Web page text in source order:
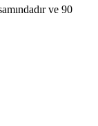
ve 90